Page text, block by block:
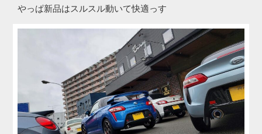
やっぱ新品はスルスル動いて快適っす